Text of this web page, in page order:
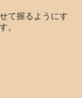
て握るようにす
。